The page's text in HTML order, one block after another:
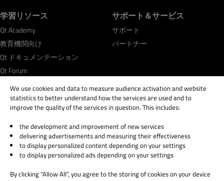
学習リソース
Qt Academy
教育機関向け
Qt ドキュメンテーション
Qt Forum
サポート＆サービス
サポート
パートナー
© 2026 The Qt Company
Legal Notice
Privacy and Cookie Policy
Trust Center
We use cookies and data to measure audience activation and website
statistics to better understand how the services are used and to
improve the quality of the services in question. This includes:
the development and improvement of new services
delivering advertisements and measuring their effectiveness
to display personalized content depending on your settings
to display personalized ads depending on your settings
By clicking “Allow All”, you agree to the storing of cookies on your device